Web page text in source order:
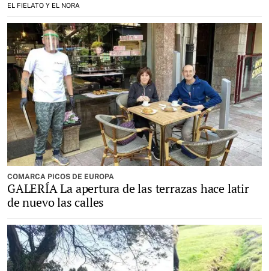
EL FIELATO Y EL NORA
COMARCA PICOS DE EUROPA
GALERÍA La apertura de las terrazas hace latir
de nuevo las calles